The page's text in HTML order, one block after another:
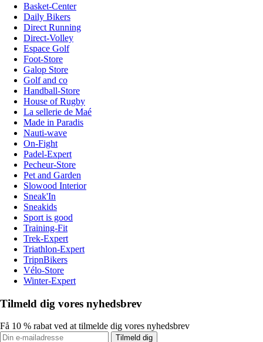
Basket-Center
Daily Bikers
Direct Running
Direct-Volley
Espace Golf
Foot-Store
Galop Store
Golf and co
Handball-Store
House of Rugby
La sellerie de Maé
Made in Paradis
Nauti-wave
On-Fight
Padel-Expert
Pecheur-Store
Pet and Garden
Slowood Interior
Sneak'In
Sneakids
Sport is good
Training-Fit
Trek-Expert
Triathlon-Expert
TripnBikers
Vélo-Store
Winter-Expert
Tilmeld dig vores nyhedsbrev
Få 10 % rabat ved at tilmelde dig vores nyhedsbrev
Tilmeld dig